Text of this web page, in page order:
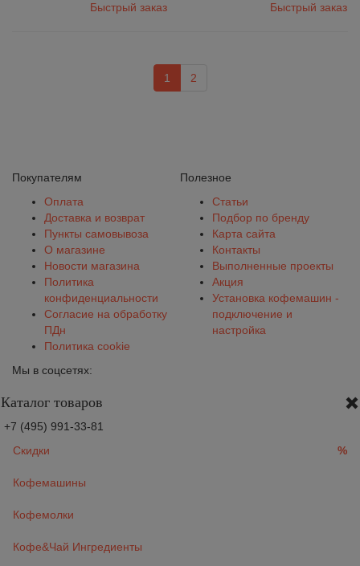
Быстрый заказ
Быстрый заказ
1 2
Покупателям
Оплата
Доставка и возврат
Пункты самовывоза
О магазине
Новости магазина
Политика
конфиденциальности
Согласие на обработку
ПДн
Политика cookie
Полезное
Статьи
Подбор по бренду
Карта сайта
Контакты
Выполненные проекты
Акция
Установка кофемашин -
подключение и
настройка
Мы в соцсетях:
Каталог товаров
+7 (495) 991-33-81
Скидки
%
Кофемашины
Кофемолки
Кофе&Чай Ингредиенты